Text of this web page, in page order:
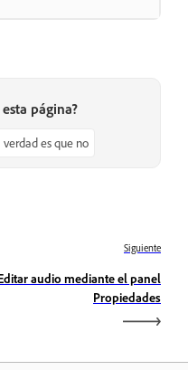
página?
verdad es que no
Siguiente
audio mediante el panel
Propiedades